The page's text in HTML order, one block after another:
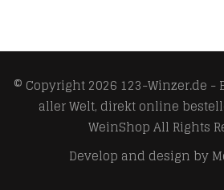
© Copyright 2026 123-Winzer.de -
aller Welt, direkt online
WeinShopAll Rights
Develop and design by